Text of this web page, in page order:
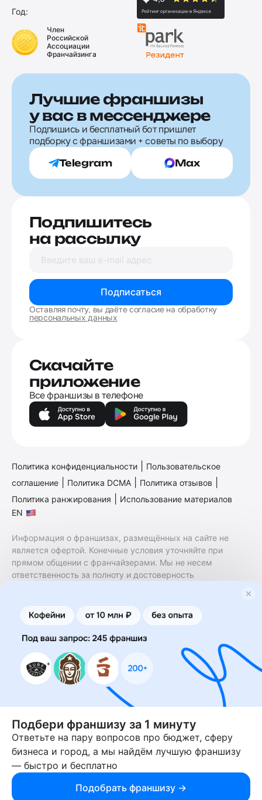
Год:
Член
Российской
Ассоциации
Франчайзинга
Лучшие франшизы
у вас в мессенджере
Подпишись и бесплатный бот пришлет
подборку с франшизами + советы по выбору
Telegram Max
Подпишитесь
на рассылку
Подписаться
Оставляя почту, вы даёте согласие на обработку
персональных данных
Скачайте
приложение
Все франшизы в телефоне
Политика конфиденциальности
Пользовательское
соглашение
Политика DCMA Политика отзывов
Политика ранжирования
Использование материалов
EN
Информация о франшизах, размещённых на сайте не
является офертой. Конечные условия уточняйте при
прямом общении с франчайзерами. Мы не несем
ответственность за полноту и достоверность
финансовые услуги. Заключение договоров
коммерческой концессии (франчайзинга) осуществляется
правообладателями/их представителями. Бизнесменс.ру
не является посредником или представителем
правообладателя и не несет ответственность за условия
предоставления франшизы и действия лиц,
осуществленные на основании информации, имеющейся
на сайте или полученной через него. За достоверность
предоставленной информации несет ответственность
правообладатель.
© 2013-2026 Бизнесменс.ру. ИП Богомолов Ю. А. ИНН
166109472099 ОГРН 1315169000030181.
При использовании материалов гиперссылка на businessmens.ru
обязательна. 12+
Подбери франшизу за 1 минуту
Ответьте на пару вопросов про бюджет, сферу
бизнеса и город, а мы найдём лучшую франшизу
— быстро и бесплатно
Подобрать франшизу →